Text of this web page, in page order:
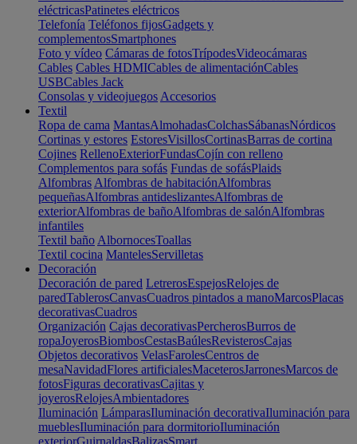
eléctricasPatinetes eléctricos
Telefonía Teléfonos fijosGadgets y
complementosSmartphones
Foto y vídeo Cámaras de fotosTrípodesVideocámaras
Cables Cables HDMICables de alimentaciónCables
USBCables Jack
Consolas y videojuegos Accesorios
Textil
Ropa de cama MantasAlmohadasColchasSábanasNórdicos
Cortinas y estores EstoresVisillosCortinasBarras de cortina
Cojines RellenoExteriorFundasCojín con relleno
Complementos para sofás Fundas de sofásPlaids
Alfombras Alfombras de habitaciónAlfombras
pequeñasAlfombras antideslizantesAlfombras de
exteriorAlfombras de bañoAlfombras de salónAlfombras
infantiles
Textil baño AlbornocesToallas
Textil cocina MantelesServilletas
Decoración
Decoración de pared LetrerosEspejosRelojes de
paredTablerosCanvasCuadros pintados a manoMarcosPlacas
decorativasCuadros
Organización Cajas decorativasPercherosBurros de
ropaJoyerosBiombosCestasBaúlesRevisterosCajas
Objetos decorativos VelasFarolesCentros de
mesaNavidadFlores artificialesMaceterosJarronesMarcos de
fotosFiguras decorativasCajitas y
joyerosRelojesAmbientadores
Iluminación LámparasIluminación decorativaIluminación para
mueblesIluminación para dormitorioIluminación
exteriorGuirnaldasBalizasSmart